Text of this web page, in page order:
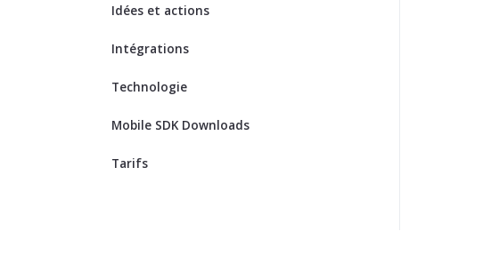
Idées et actions
Intégrations
Technologie
Mobile SDK Downloads
Tarifs